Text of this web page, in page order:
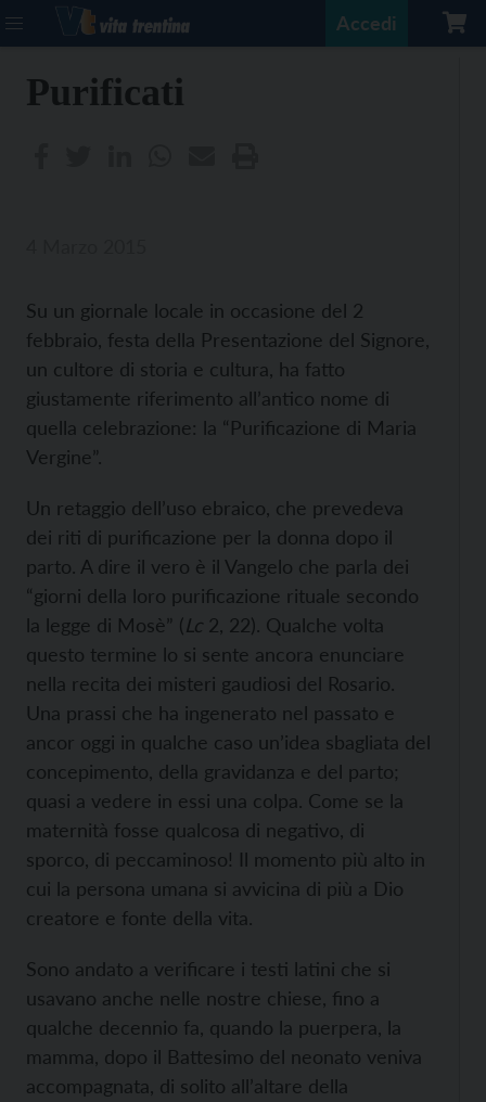
Accedi
Purificati
Su un giornale locale in occasione del 2
febbraio, festa della Presentazione del Signore,
un cultore di storia e cultura, ha fatto
giustamente riferimento all’antico nome di
quella celebrazione: la “Purificazione di Maria
Vergine”.
Un retaggio dell’uso ebraico, che prevedeva
dei riti di purificazione per la donna dopo il
parto. A dire il vero è il Vangelo che parla dei
“giorni della loro purificazione rituale secondo
la legge di Mosè” (Lc 2, 22). Qualche volta
questo termine lo si sente ancora enunciare
nella recita dei misteri gaudiosi del Rosario.
Una prassi che ha ingenerato nel passato e
ancor oggi in qualche caso un’idea sbagliata del
concepimento, della gravidanza e del parto;
quasi a vedere in essi una colpa. Come se la
maternità fosse qualcosa di negativo, di
sporco, di peccaminoso! Il momento più alto in
cui la persona umana si avvicina di più a Dio
creatore e fonte della vita.
Sono andato a verificare i testi latini che si
usavano anche nelle nostre chiese, fino a
qualche decennio fa, quando la puerpera, la
mamma, dopo il Battesimo del neonato veniva
accompagnata, di solito all’altare della